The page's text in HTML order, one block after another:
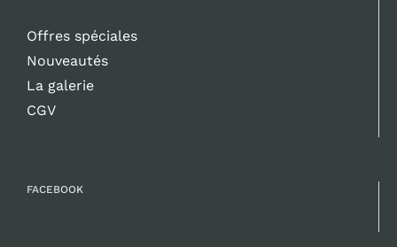
Offres spéciales
Nouveautés
La galerie
CGV
FACEBOOK